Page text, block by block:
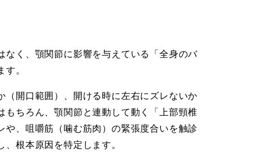
なく、顎関節に影響を与えている「全身のバ
す。
（開口範囲）、開ける時に左右にズレないか
もちろん、顎関節と連動して動く「上部頸椎
や、咀嚼筋（噛む筋肉）の緊張度合いを触診
、根本原因を特定します。